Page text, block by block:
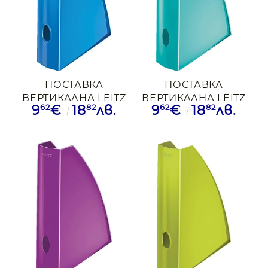
ПОСТАВКА
ВЕРТИКАЛНА LEITZ
WOW СИН
962€ 1882лв.
ПОСТАВКА
ВЕРТИКАЛНА LEITZ
WOW ТЮРКОАЗ
962€ 1882лв.